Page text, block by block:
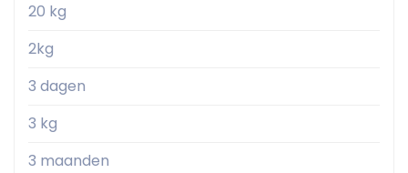
20 kg
2kg
3 dagen
3 kg
3 maanden